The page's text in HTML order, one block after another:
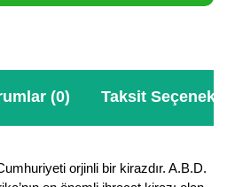
(0) Taksit
orjinli bir kirazdır. A.B.D.